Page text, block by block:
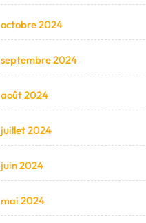
octobre 2024
septembre 2024
août 2024
juillet 2024
juin 2024
mai 2024